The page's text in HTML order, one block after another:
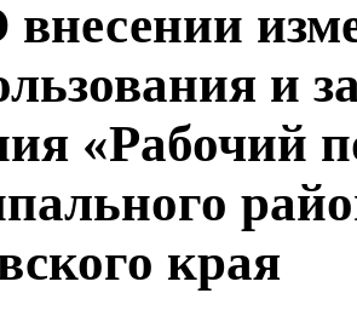
и
«Рабочий
края